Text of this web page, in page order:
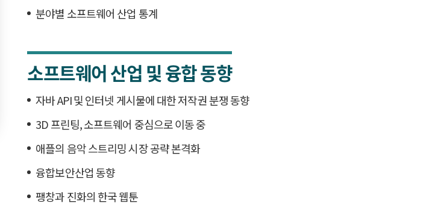
분야별 소프트웨어 산업 통계
소프트웨어 산업 및 융합 동향
자바 API 및 인터넷 게시물에 대한 저작권 분쟁 동향
3D 프린팅, 소프트웨어 중심으로 이동 중
애플의 음악 스트리밍 시장 공략 본격화
융합보안산업 동향
팽창과 진화의 한국 웹툰